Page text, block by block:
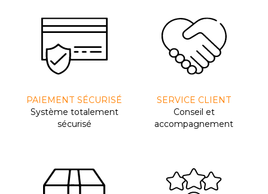
PAIEMENT SÉCURISÉ
Système totalement
sécurisé
SERVICE CLIENT
Conseil et
accompagnement